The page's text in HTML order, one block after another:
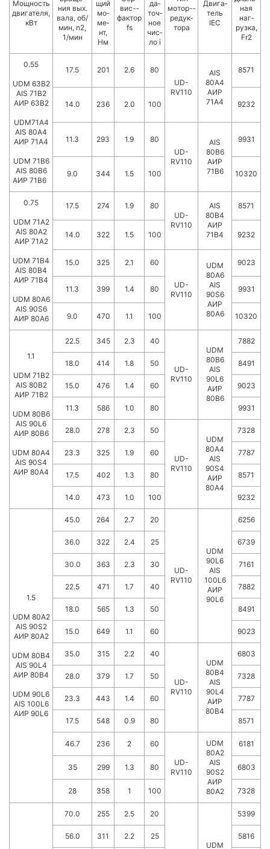
Мощ­ность
двигателя,
кВт
ния вых.
вала, об/
мин, n2,
1/мин
щий
мо­
ме­
нт,
Нм
вис-­
фактор
fs
да­
точ­
ное
чис­
ло i
мотор-­
ре­дук­
то­ра
Дви­га­
тель
IEC
ная
наг­
руз­ка,
Fr2
0.55
UDM 63B2
AIS 71B2
АИР 63В2
UDM71A4
AIS 80A4
АИР 71А4
UDM 71B6
AIS 80B6
АИР 71В6
17.5 201 2.6
80
UD-
RV110
AIS
80A4
АИР
71А4
8571
14.0 236 2.0 100 9232
11.3 293 1.9
80
UD-
RV110
AIS
80B6
АИР
71В6
9931
9.0 344 1.5 100 10320
0.75
UDM 71A2
AIS 80A2
АИР 71А2
UDM 71B4
AIS 80B4
АИР 71В4
UDM 80A6
AIS 90S6
АИР 80А6
17.5 274 1.9
80
UD-
RV110
AIS
80B4
АИР
71В4
8571
14.0 322 1.5 100 9232
15.0 325 2.1 60
UD-
RV110
UDM
80A6
AIS
90S6
АИР
80А6
9023
11.3 399 1.4 80 9931
9.0 470 1.1 100 10320
1.1
UDM 71B2
AIS 80B2
АИР 71В2
UDM 80B6
AIS 90L6
АИР 80В6
UDM 80A4
AIS 90S4
АИР 80А4
22.5 345 2.3 40
UD-
RV110
UDM
80B6
AIS
90L6
АИР
80В6
7882
18.0 414 1.8 50 8491
15.0 476 1.4 60 9023
11.3 586 1.0 80 9931
28.0 278 2.3 50
UD-
RV110
UDM
80A4
AIS
90S4
АИР
80А4
7328
23.3 325 1.9 60 7787
17.5 402 1.3 80 8571
14.0 473 1.0 100 9232
1.5
UDM 80A2
AIS 90S2
АИР 80А2
UDM 80B4
AIS 90L4
АИР 80В4
UDM 90L6
AIS 100L6
АИР 90L6
45.0 264 2.7 20
UD-
RV110
UDM
90L6
AIS
100L6
АИР
90L6
6256
36.0 322 2.4 25 6739
30.0 363 2.3 30 7161
22.5 471 1.7 40 7882
18.0 565 1.3 50 8491
15.0 649 1.1 60 9023
35.0 315 2.2 40
UD-
RV110
UDM
80B4
AIS
90L4
АИР
80В4
6803
28.0 379 1.7 50 7328
23.3 443 1.4 60 7787
17.5 548 0.9 80 8571
46.7 236 2 60
UD-
RV110
UDM
80A2
AIS
90S2
АИР
80А2
6181
35 299 1.3 80 6803
28 358 1 100 7328
70.0 255 2.5 20
UDM
5399
56.0 311 2.2 25 5816